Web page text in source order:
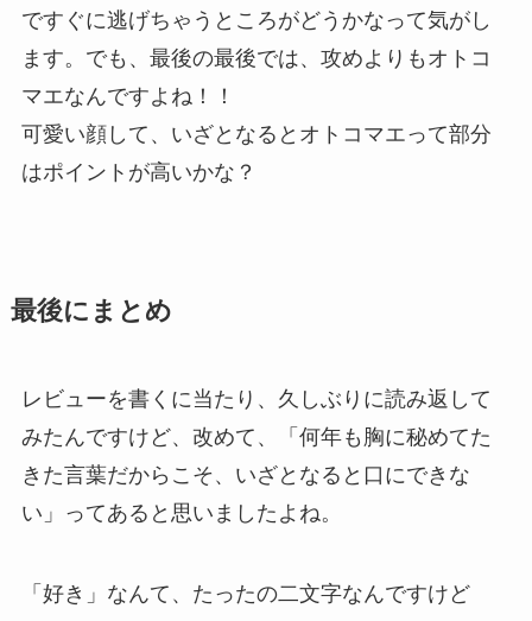
ですぐに逃げちゃうところがどうかなって気がし
ます。でも、最後の最後では、攻めよりもオトコ
マエなんですよね！！
可愛い顔して、いざとなるとオトコマエって部分
はポイントが高いかな？
最後にまとめ
レビューを書くに当たり、久しぶりに読み返して
みたんですけど、改めて、「何年も胸に秘めてた
きた言葉だからこそ、いざとなると口にできな
い」ってあると思いましたよね。
「好き」なんて、たったの二文字なんですけど